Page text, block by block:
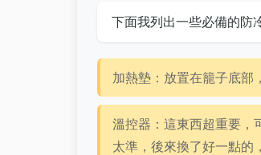
下面我列出一些必備的防
加熱墊：放置在籠子底部
溫控器：這東西超重要，
太準，後來換了好一點的